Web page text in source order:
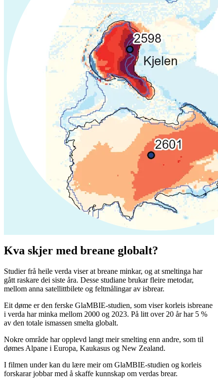
Kva skjer med breane globalt?
Studier frå heile verda viser at breane minkar, og at smeltinga har
gått raskare dei siste åra. Desse studiane brukar fleire metodar,
mellom anna satellittbilete og feltmålingar av isbrear.
Eit døme er den ferske GlaMBIE-studien, som viser korleis isbreane
i verda har minka mellom 2000 og 2023. På litt over 20 år har 5 %
av den totale ismassen smelta globalt.
Nokre område har opplevd langt meir smelting enn andre, som til
dømes Alpane i Europa, Kaukasus og New Zealand.
I filmen under kan du lære meir om GlaMBIE-studien og korleis
forskarar jobbar med å skaffe kunnskap om verdas brear.